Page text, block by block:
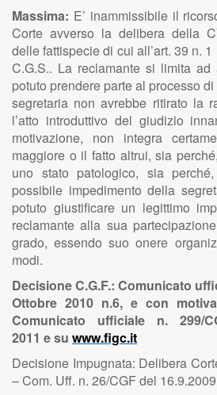
Massima: E’ inammissibile il
Corte avverso la delibera della
delle fattispecie di cui all’art. 39 n.
C.G.S.. La reclamante si limita
potuto prendere parte al processo
segretaria non avrebbe ritirato la
l’atto introduttivo del giudizio
motivazione, non integra
maggiore o il fatto altrui, sia
uno stato patologico, sia
possibile impedimento della
potuto giustificare un legittimo
reclamante alla sua
grado, essendo suo onere
modi.
Decisione C.G.F.: Comunicato
Ottobre 2010 n.6, e con
Comunicato ufficiale n. 299/
2011 e su www.figc.it
Decisione Impugnata: Delibera
– Com. Uff. n. 26/CGF del 16.9.2009